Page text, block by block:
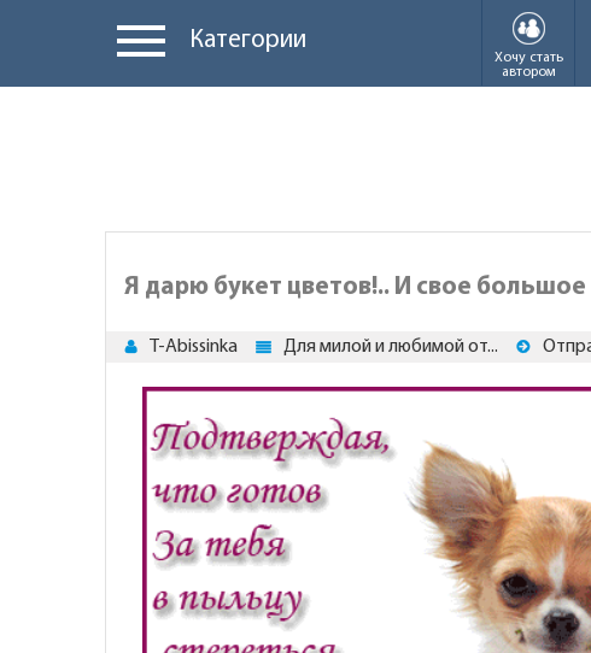
Категории
Хочу стать
автором
Я дарю букет цветов!.. И свое большое
T-Abissinka Для милой и любимой от...